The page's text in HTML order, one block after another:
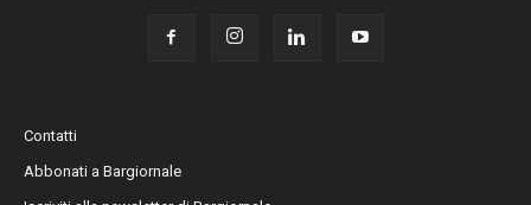
Contatti
Abbonati a Bargiornale